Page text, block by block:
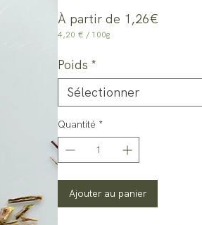
À partir de 1,26€
4,20 € / 100g
100
Grammes
Poids *
Sélectionner
Quantité *
Ajouter au panier